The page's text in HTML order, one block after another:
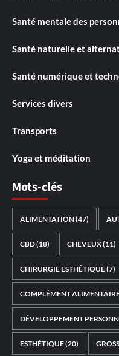
Santé mentale des
Santé naturelle et
Santé numérique et
Services divers
Transports
Yoga et méditation
Mots-clés
ALIMENTATION(47)
CBD(18) CHEVEUX(11)
CHIRURGIE ESTHÉTIQUE(7)
COMPLÉMENT
DÉVELOPPEMENT
ESTHÉTIQUE(20)